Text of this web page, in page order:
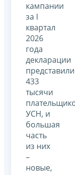
кампании
за I
квартал
2026
года
декларации
представили
433
тысячи
УСН, и
большая
часть
из них
–
новые,